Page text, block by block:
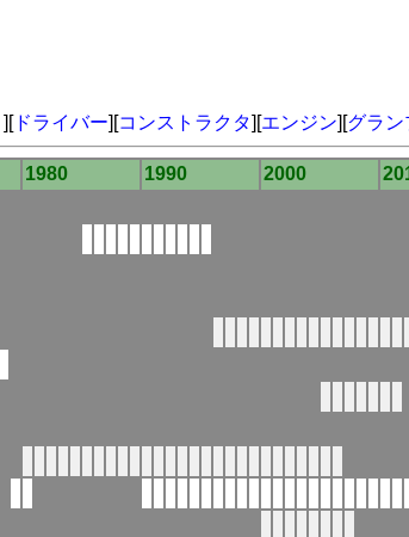
][ドライバー][コンストラクタ][エンジン][グラン
1980 1990 2000